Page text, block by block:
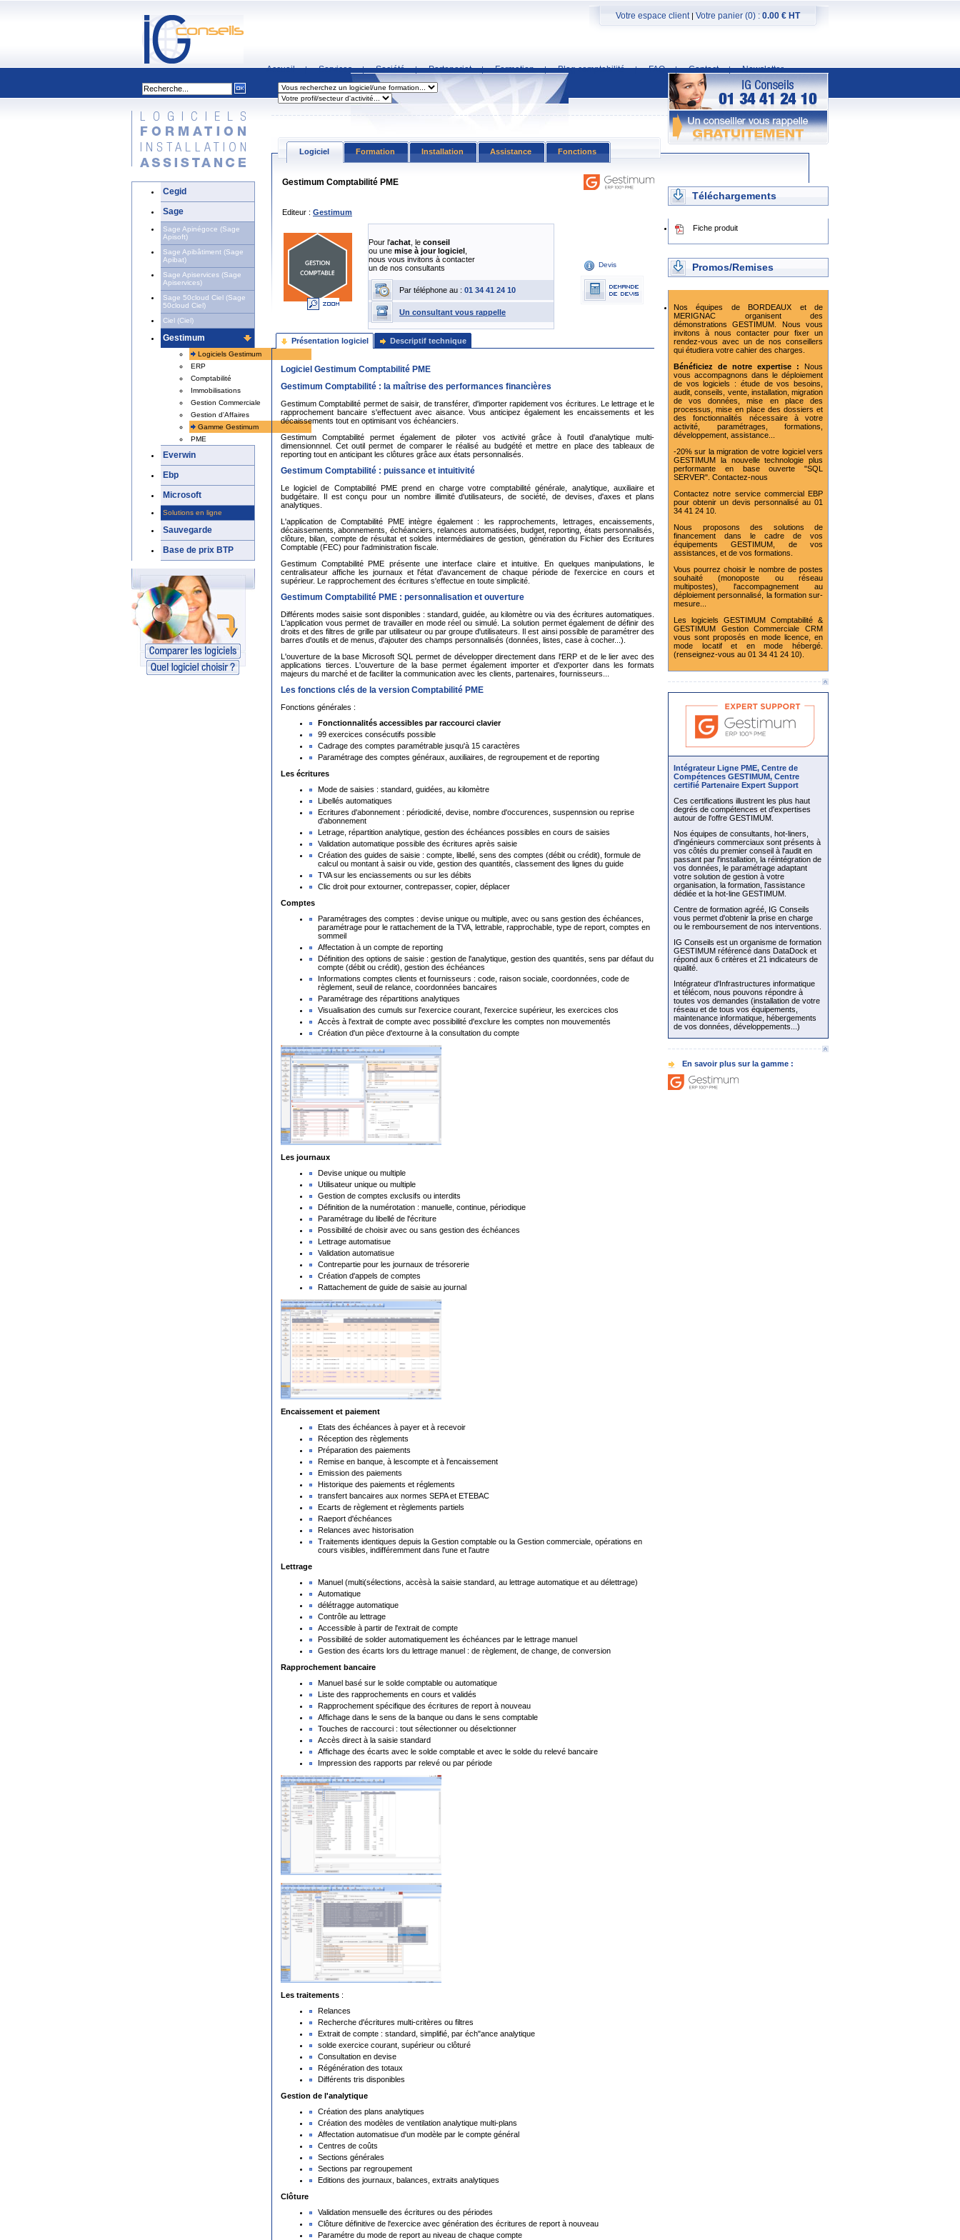
Accueil | Services | Société | Partenariat | Formation | Blog comptabilité | FAQ | Contact | Newsletter
Votre espace client| Votre panier (0) : 0.00 € HT
Cegid
Sage
Sage Apinégoce (Sage
Apisoft)
Sage Apibâtiment (Sage
Apibat)
Sage Apiservices (Sage
Apiservices)
Sage 50cloud Ciel (Sage
50cloud Ciel)
Ciel (Ciel)
Gestimum
Logiciels Gestimum
ERP
Comptabilité
Immobilisations
Gestion Commerciale
Gestion d'Affaires
Gamme Gestimum
PME
Everwin
Ebp
Microsoft
Solutions en ligne
Sauvegarde
Base de prix BTP
Logiciel Formation Installation Assistance Fonctions
Gestimum Comptabilité PME
Editeur : Gestimum
Pour l'achat , le conseil
ou une mise à jour logiciel
nous vous invitons à contacter
un de nos consultants
Par téléphone au : 01 34 41 24 10
Un consultant vous rappelle
Devis
Présentation logiciel Descriptif technique
Logiciel Gestimum Comptabilité PME
Gestimum Comptabilité : la maîtrise des performances financières
Gestimum Comptabilité permet de saisir, de transférer, d'importer rapidement vos écritures. Le lettrage et le
rapprochement bancaire s'effectuent avec aisance. Vous anticipez également les encaissements et les
décaissements tout en optimisant vos échéanciers.
Gestimum Comptabilité permet également de piloter vos activité grâce à l'outil d'analytique multi-
dimensionnnel. Cet outil permet de comparer le réalisé au budgété et mettre en place des tableaux de
reporting tout en anticipant les clôtures grâce aux états personnalisés.
Gestimum Comptabilité : puissance et intuitivité
Le logiciel de Comptabilité PME prend en charge votre comptabilité générale, analytique, auxiliaire et
budgétaire. Il est conçu pour un nombre illimité d'utilisateurs, de société, de devises, d'axes et plans
analytiques.
L'application de Comptabilité PME intègre également : les rapprochements, lettrages, encaissements,
décaissements, abonnements, échéanciers, relances automatisées, budget, reporting, états personnalisés,
clôture, bilan, compte de résultat et soldes intermédiaires de gestion, génération du Fichier des Ecritures
Comptable (FEC) pour l'administration fiscale.
Gestimum Comptabilité PME présente une interface claire et intuitive. En quelques manipulations, le
centralisateur affiche les journaux et l'état d'avancement de chaque période de l'exercice en cours et
supérieur. Le rapprochement des écritures s'effectue en toute simplicité.
Gestimum Comptabilité PME : personnalisation et ouverture
Différents modes saisie sont disponibles : standard, guidée, au kilomètre ou via des écritures automatiques.
L'application vous permet de travailler en mode réel ou simulé. La solution permet également de définir des
droits et des filtres de grille par utilisateur ou par groupe d'utilisateurs. Il est ainsi possible de paramétrer des
barres d'outils et de menus, d'ajouter des champs personnalisés (données, listes, case à cocher...).
L'ouverture de la base Microsoft SQL permet de développer directement dans l'ERP et de le lier avec des
applications tierces. L'ouverture de la base permet également importer et d'exporter dans les formats
majeurs du marché et de faciliter la communication avec les clients, partenaires, fournisseurs...
Les fonctions clés de la version Comptabilité PME
Fonctions générales :
Fonctionnalités accessibles par raccourci clavier
99 exercices consécutifs possible
Cadrage des comptes paramétrable jusqu'à 15 caractères
Paramétrage des comptes généraux, auxiliaires, de regroupement et de reporting
Les écritures
Mode de saisies : standard, guidées, au kilomètre
Libellés automatiques
Ecritures d'abonnement : périodicité, devise, nombre d'occurences, suspennsion ou reprise
d'abonnement
Letrage, répartition analytique, gestion des échéances possibles en cours de saisies
Validation automatique possible des écritures après saisie
Création des guides de saisie : compte, libellé, sens des comptes (débit ou crédit), formule de
calcul ou montant à saisir ou vide, gestion des quantités, classement des lignes du guide
TVA sur les enciassements ou sur les débits
Clic droit pour extourner, contrepasser, copier, déplacer
Comptes
Paramétrages des comptes : devise unique ou multiple, avec ou sans gestion des échéances,
paramétrage pour le rattachement de la TVA, lettrable, rapprochable, type de report, comptes en
sommeil
Affectation à un compte de reporting
Définition des options de saisie : gestion de l'analytique, gestion des quantités, sens par défaut du
compte (débit ou crédit), gestion des échéances
Informations comptes clients et fournisseurs : code, raison sociale, coordonnées, code de
règlement, seuil de relance, coordonnées bancaires
Paramétrage des répartitions analytiques
Visualisation des cumuls sur l'exercice courant, l'exercice supérieur, les exercices clos
Accès à l'extrait de compte avec possibilité d'exclure les comptes non mouvementés
Création d'un pièce d'extourne à la consultation du compte
Les journaux
Devise unique ou multiple
Utilisateur unique ou multiple
Gestion de comptes exclusifs ou interdits
Définition de la numérotation : manuelle, continue, périodique
Paramétrage du libellé de l'écriture
Possibilité de choisir avec ou sans gestion des échéances
Lettrage automatisue
Validation automatisue
Contrepartie pour les journaux de trésorerie
Création d'appels de comptes
Rattachement de guide de saisie au journal
Encaissement et paiement
Etats des échéances à payer et à recevoir
Réception des règlements
Préparation des paiements
Remise en banque, à lescompte et à l'encaissement
Emission des paiements
Historique des paiements et réglements
transfert bancaires aux normes SEPA et ETEBAC
Ecarts de règlement et règlements partiels
Raeport d'échéances
Relances avec historisation
Traitements identiques depuis la Gestion comptable ou la Gestion commerciale, opérations en
cours visibles, indifféremment dans l'une et l'autre
Lettrage
Manuel (multi(sélections, accèsà la saisie standard, au lettrage automatique et au délettrage)
Automatique
délétragge automatique
Contrôle au lettrage
Accessible à partir de l'extrait de compte
Possibilité de solder automatiquement les échéances par le lettrage manuel
Gestion des écarts lors du lettrage manuel : de règlement, de change, de conversion
Rapprochement bancaire
Manuel basé sur le solde comptable ou automatique
Liste des rapprochements en cours et validés
Rapprochement spécifique des écritures de report à nouveau
Affichage dans le sens de la banque ou dans le sens comptable
Touches de raccourci : tout sélectionner ou déselctionner
Accès direct à la saisie standard
Affichage des écarts avec le solde comptable et avec le solde du relevé bancaire
Impression des rapports par relevé ou par période
Les traitements :
Relances
Recherche d'écritures multi-critères ou filtres
Extrait de compte : standard, simplifié, par éch"ance analytique
solde exercice courant, supérieur ou clôturé
Consultation en devise
Régénération des totaux
Différents tris disponibles
Gestion de l'analytique
Création des plans analytiques
Création des modèles de ventilation analytique multi-plans
Affectation automatisue d'un modèle par le compte général
Centres de coûts
Sections générales
Sections par regroupement
Editions des journaux, balances, extraits analytiques
Clôture
Validation mensuelle des écritures ou des périodes
Clôture définitive de l'exercice avec génération des écritures de report à nouveau
Paramétre du mode de report au niveau de chaque compte
Téléchargements
Fiche produit
Promos/Remises
Nos équipes de BORDEAUX et de
MERIGNAC organisent des
démonstrations GESTIMUM. Nous vous
invitons à nous contacter pour fixer un
rendez-vous avec un de nos conseillers
qui étudiera votre cahier des charges.
Bénéficiez de notre expertise : Nous
vous accompagnons dans le déploiement
de vos logiciels : étude de vos besoins,
audit, conseils, vente, installation, migration
de vos données, mise en place des
processus, mise en place des dossiers et
des fonctionnalités nécessaire à votre
activité, paramétrages, formations,
développement, assistance...
-20% sur la migration de votre logiciel vers
GESTIMUM la nouvelle technologie plus
performante en base ouverte "SQL
SERVER". Contactez-nous
Contactez notre service commercial EBP
pour obtenir un devis personnalisé au 01
34 41 24 10.
Nous proposons des solutions de
financement dans le cadre de vos
équipements GESTIMUM, de vos
assistances, et de vos formations.
Vous pourrez choisir le nombre de postes
souhaité (monoposte ou réseau
multipostes), l'accompagnement au
déploiement personnalisé, la formation sur-
mesure...
Les logiciels GESTIMUM Comptabilité &
GESTIMUM Gestion Commerciale CRM
vous sont proposés en mode licence, en
mode locatif et en mode hébergé.
(renseignez-vous au 01 34 41 24 10).
Intégrateur Ligne PME, Centre de
Compétences GESTIMUM, Centre
certifié Partenaire Expert Support
Ces certifications illustrent les plus haut
degrés de compétences et d'expertises
autour de l'offre GESTIMUM.
Nos équipes de consultants, hot-liners,
d'ingénieurs commerciaux sont présents à
vos côtés du premier conseil à l'audit en
passant par l'installation, la réintégration de
vos données, le paramétrage adaptant
votre solution de gestion à votre
organisation, la formation, l'assistance
dédiée et la hot-line GESTIMUM.
Centre de formation agréé, IG Conseils
vous permet d'obtenir la prise en charge
ou le remboursement de nos interventions.
IG Conseils est un organisme de formation
GESTIMUM référencé dans DataDock et
répond aux 6 critères et 21 indicateurs de
qualité.
Intégrateur d'Infrastructures informatique
et télécom, nous pouvons répondre à
toutes vos demandes (installation de votre
réseau et de tous vos équipements,
maintenance informatique, hébergements
de vos données, développements...)
En savoir plus sur la gamme :